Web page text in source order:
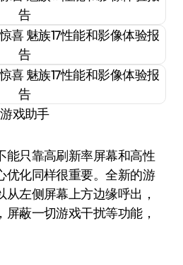
游戏助手
能只靠高刷新率屏幕和高性
优化同样很重要。全新的游
左侧屏幕上方边缘呼出，
蔽一切游戏干扰等功能，